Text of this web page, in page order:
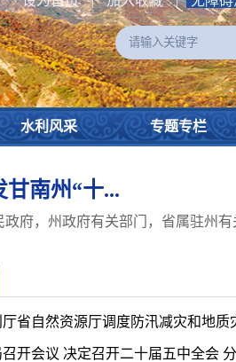
水利风采 专题专栏
南州“十...
民政府，州政府有关部门，省
省自然资源厅调度防汛减灾和地质
开会议 决定召开二十届五中全会